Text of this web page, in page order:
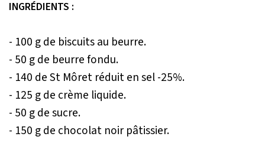
INGRÉDIENTS :
- 100 g de biscuits au beurre.
- 50 g de beurre fondu.
- 140 de St Môret réduit en sel -25%.
- 125 g de crème liquide.
- 50 g de sucre.
- 150 g de chocolat noir pâtissier.